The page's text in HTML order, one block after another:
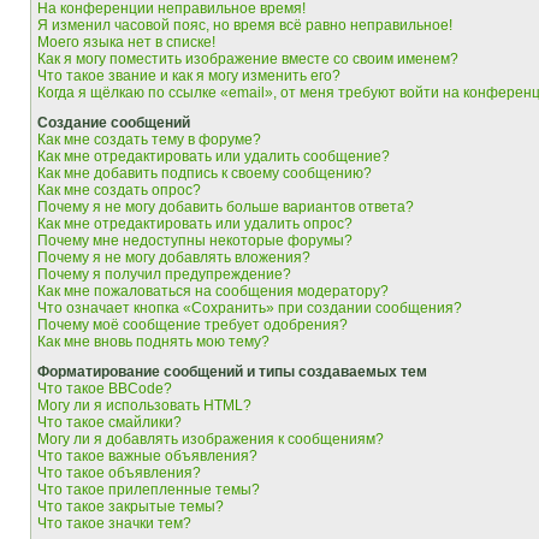
На конференции неправильное время!
Я изменил часовой пояс, но время всё равно неправильное!
Моего языка нет в списке!
Как я могу поместить изображение вместе со своим именем?
Что такое звание и как я могу изменить его?
Когда я щёлкаю по ссылке «email», от меня требуют войти на
Создание сообщений
Как мне создать тему в форуме?
Как мне отредактировать или удалить сообщение?
Как мне добавить подпись к своему сообщению?
Как мне создать опрос?
Почему я не могу добавить больше вариантов ответа?
Как мне отредактировать или удалить опрос?
Почему мне недоступны некоторые форумы?
Почему я не могу добавлять вложения?
Почему я получил предупреждение?
Как мне пожаловаться на сообщения модератору?
Что означает кнопка «Сохранить» при создании сообщения?
Почему моё сообщение требует одобрения?
Как мне вновь поднять мою тему?
Форматирование сообщений и типы создаваемых тем
Что такое BBCode?
Могу ли я использовать HTML?
Что такое смайлики?
Могу ли я добавлять изображения к сообщениям?
Что такое важные объявления?
Что такое объявления?
Что такое прилепленные темы?
Что такое закрытые темы?
Что такое значки тем?